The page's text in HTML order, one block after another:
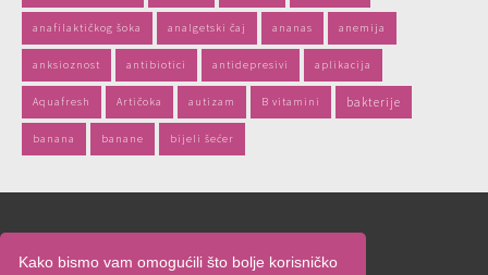
Kako bismo vam omogućili što bolje korisničko
anafilaktičkog šoka analgetski čaj ananas anemija
anksioznost antibiotici antidepresivi aplikacija
Aquafresh Artičoka autizam B vitamini bakterije
banana banane bijeli šećer